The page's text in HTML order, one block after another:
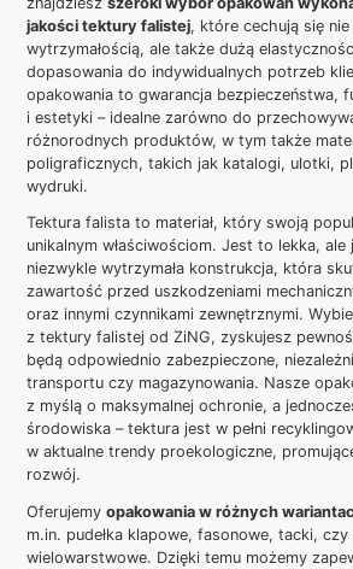
jakości tektury falistej, które cechują się
wytrzymałością, ale także dużą
dopasowania do indywidualnych potrzeb
opakowania to gwarancja bezpieczeństwa,
i estetyki – idealne zarówno do
różnorodnych produktów, w tym także
poligraficznych, takich jak katalogi, ulotki,
wydruki.
Tektura falista to materiał, który swoją
unikalnym właściwościom. Jest to lekka, ale
niezwykle wytrzymała konstrukcja, która
zawartość przed uszkodzeniami
oraz innymi czynnikami zewnętrznymi.
z tektury falistej od ZiNG, zyskujesz
będą odpowiednio zabezpieczone,
transportu czy magazynowania. Nasze
z myślą o maksymalnej ochronie, a
środowiska – tektura jest w pełni
w aktualne trendy proekologiczne,
rozwój.
Oferujemyopakowania w różnych
m.in. pudełka klapowe, fasonowe, tacki,
wielowarstwowe. Dzięki temu możemy